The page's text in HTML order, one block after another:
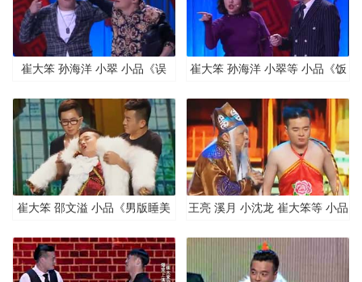
崔大笨 孙海洋 小翠 小品《误
崔大笨 孙海洋 小翠等 小品《饭
崔大笨 邵文溢 小品《男版睡美
王亮 溪月 小沈龙 崔大笨等 小品